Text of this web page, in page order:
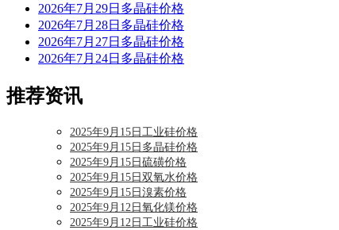
2026年7月29日多晶硅价格
2026年7月28日多晶硅价格
2026年7月27日多晶硅价格
2026年7月24日多晶硅价格
推荐资讯
2025年9月15日工业硅价格
2025年9月15日多晶硅价格
2025年9月15日硫磺价格
2025年9月15日双氧水价格
2025年9月15日溴素价格
2025年9月12日氧化镁价格
2025年9月12日工业硅价格